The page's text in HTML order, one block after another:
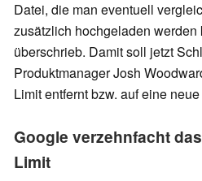
Datei, die man eventuell
zusätzlich hochgeladen
überschrieb. Damit soll jetzt
Produktmanager Josh
Limit entfernt bzw. auf eine
Google verzehnfacht
Limit